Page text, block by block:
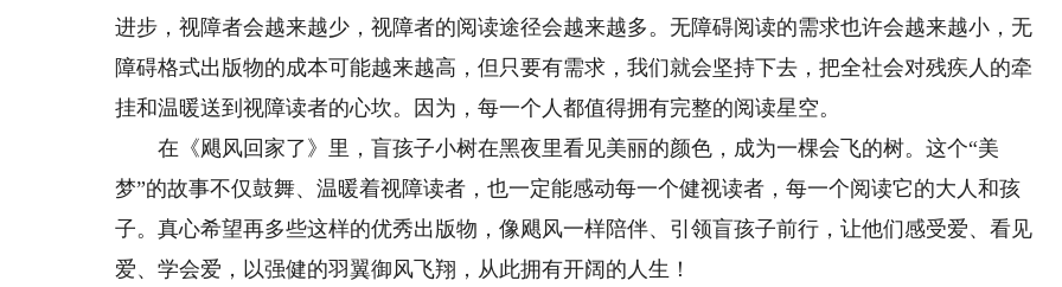
进步，视障者会越来越少，视障者的阅读途径会越来越多。无障碍阅读的需求也许会越来越小，无
障碍格式出版物的成本可能越来越高，但只要有需求，我们就会坚持下去，把全社会对残疾人的牵
挂和温暖送到视障读者的心坎。因为，每一个人都值得拥有完整的阅读星空。
在《飓风回家了》里，盲孩子小树在黑夜里看见美丽的颜色，成为一棵会飞的树。这个“美
梦”的故事不仅鼓舞、温暖着视障读者，也一定能感动每一个健视读者，每一个阅读它的大人和孩
子。真心希望再多些这样的优秀出版物，像飓风一样陪伴、引领盲孩子前行，让他们感受爱、看见
爱、学会爱，以强健的羽翼御风飞翔，从此拥有开阔的人生！